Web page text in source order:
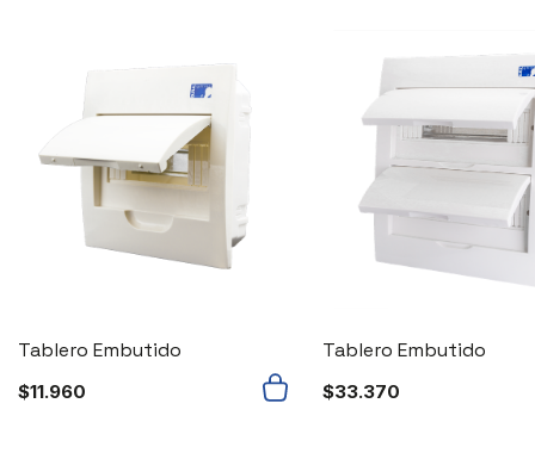
Tablero Embutido
$11.960
Tablero Embutido
$33.370